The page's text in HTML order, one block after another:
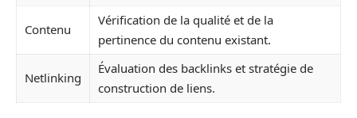
Contenu
Vérification de la qualité et de la
pertinence du contenu existant.
Netlinking
Évaluation des backlinks et stratégie de
construction de liens.